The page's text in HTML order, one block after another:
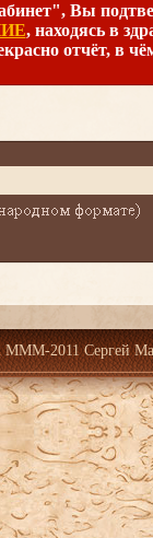
Вы
, находясь в
отчёт, в
МММ-2011 Сергей